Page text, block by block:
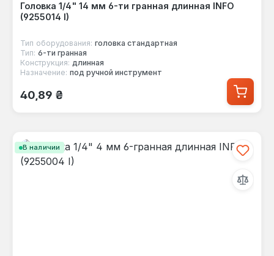
Головка 1/4" 14 мм 6-ти гранная длинная INFO
(9255014 I)
Тип оборудования: головка стандартная
Тип: 6-ти гранная
Конструкция: длинная
Назначение: под ручной инструмент
Обычная цена:
40,89 ₴
В наличии